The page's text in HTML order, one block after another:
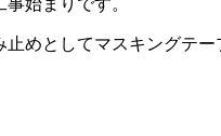
めとしてマスキングテ